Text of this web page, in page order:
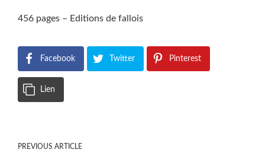
456 pages – Editions de fallois
Facebook Twitter Pinterest
Lien
PREVIOUS ARTICLE